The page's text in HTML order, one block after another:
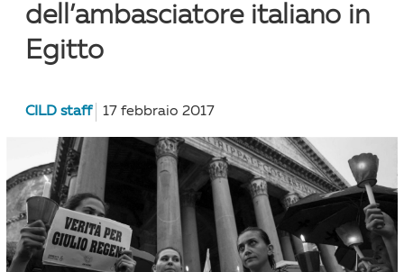
dell’ambasciatore italiano in
Egitto
CILD staff 17 febbraio 2017